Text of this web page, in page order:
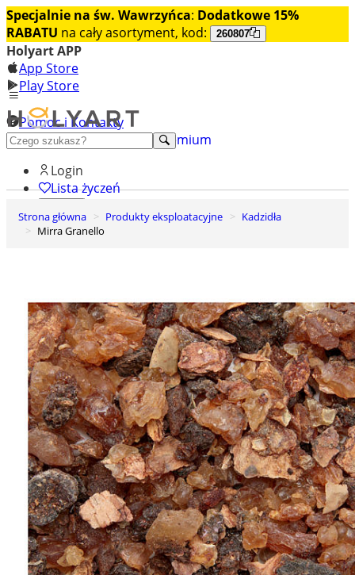
Specjalnie na św. Wawrzyńca: Dodatkowe 15%
RABATU na cały asortyment, kod: 260807
Holyart APP
App Store
Play Store
Pomoc i Kontakty
+48 222 922 860
Odkryj premium
Login
Lista życzeń
0
Koszyk
Strona główna Produkty eksploatacyjne
Kadzidła
Mirra Granello